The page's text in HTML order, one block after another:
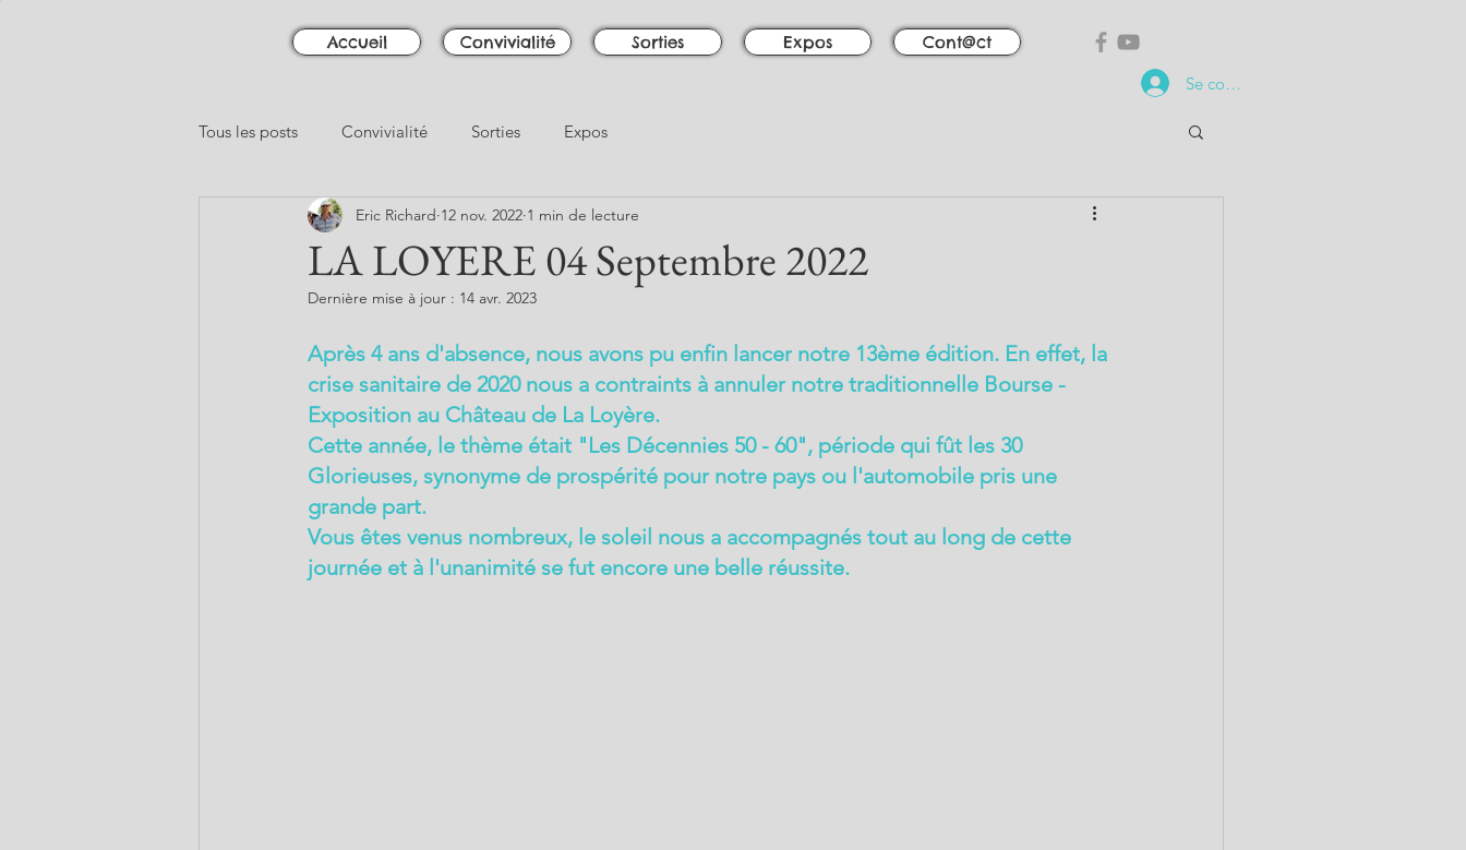
Accueil Convivialité Sorties Expos
Cont@ct
Se connecter
Tous les posts Convivialité Sorties Expos
LA LOYERE 04 Septembre 2022
Eric Richard 12 nov. 2022 1 min de lecture
Dernière mise à jour : 14 avr. 2023
Après 4 ans d'absence, nous avons pu enfin lancer notre 13ème édition. En effet, la
crise sanitaire de 2020 nous a contraints à annuler notre traditionnelle Bourse -
Exposition au Château de La Loyère.
Cette année, le thème était "Les Décennies 50 - 60", période qui fût les 30
Glorieuses, synonyme de prospérité pour notre pays ou l'automobile pris une
grande part.
Vous êtes venus nombreux, le soleil nous a accompagnés tout au long de cette
journée et à l'unanimité se fut encore une belle réussite.